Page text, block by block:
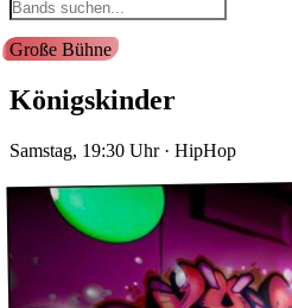
Große Bühne
Königskinder
Samstag, 19:30 Uhr· HipHop